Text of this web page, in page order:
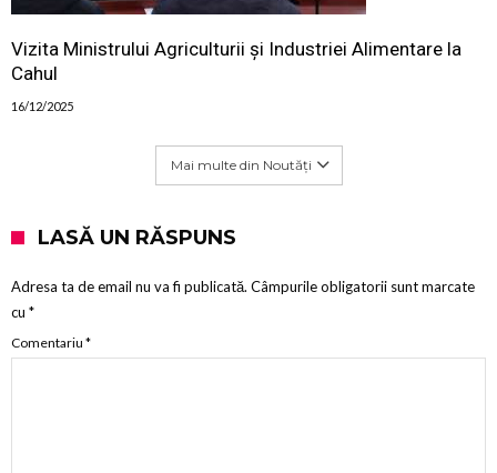
Vizita Ministrului Agriculturii și Industriei Alimentare la
Cahul
16/12/2025
Mai multe din Noutăți
LASĂ UN RĂSPUNS
Adresa ta de email nu va fi publicată. Câmpurile obligatorii sunt marcate
cu *
Comentariu *